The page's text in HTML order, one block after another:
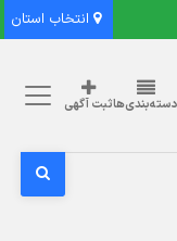
انتخاب استان
دسته‌بندی‌هاثبت آگهی